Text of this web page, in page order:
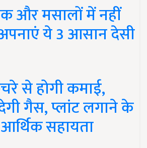
और मसालों में नहीं
ये 3 आसान देसी
से होगी कमाई,
गैस, प्लांट लगाने के
सहायता